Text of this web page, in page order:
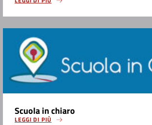
Scuola in chiaro
LEGGI DI PIÙ